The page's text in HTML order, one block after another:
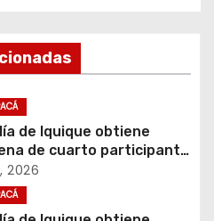
de Iquique obtiene
de cuarto participante
asalto a
2026